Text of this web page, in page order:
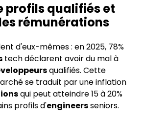
profils qualifiés et
rémunérations
d'eux-mêmes : en 2025, 78%
tech déclarent avoir du mal à
qualifiés. Cette
se traduit par une inflation
qui peut atteindre 15 à 20%
profils d'engineersseniors.